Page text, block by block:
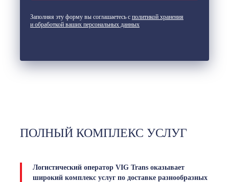
Заполняя эту форму вы соглашаетесь с политикой хранения
и обработкой ваших персональных данных
ПОЛНЫЙ КОМПЛЕКС УСЛУГ
Логистический оператор VIG Trans оказывает
широкий комплекс услуг по доставке разнообразных